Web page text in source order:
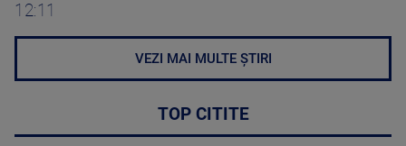
12:11
VEZI MAI MULTE ȘTIRI
TOP CITITE